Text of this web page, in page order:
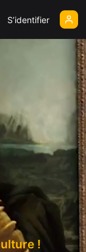
S’identifier
!